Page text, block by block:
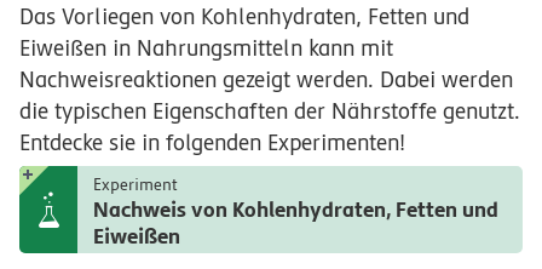
Das Vorliegen von Kohlenhydraten, Fetten und
Eiweißen in Nahrungsmitteln kann mit
Nachweisreaktionen gezeigt werden. Dabei werden
die typischen Eigenschaften der Nährstoffe genutzt.
Entdecke sie in folgenden Experimenten!
Experiment
Nachweis von Kohlenhydraten, Fetten und
Eiweißen